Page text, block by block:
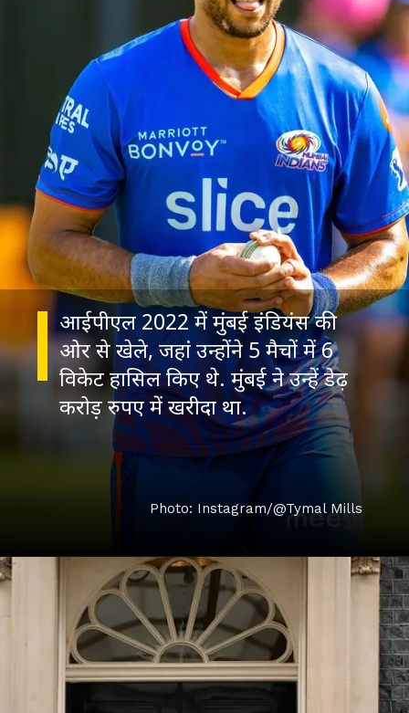
आईपीएल 2022 में मुंबई इंड‍ियंस की
ओर से खेले, जहां उन्होंने 5 मैचों में 6
विकेट हास‍िल किए थे. मुंबई ने उन्हें डेढ़
करोड़ रुपए में खरीदा था.
Photo: Instagram/@Tymal Mills